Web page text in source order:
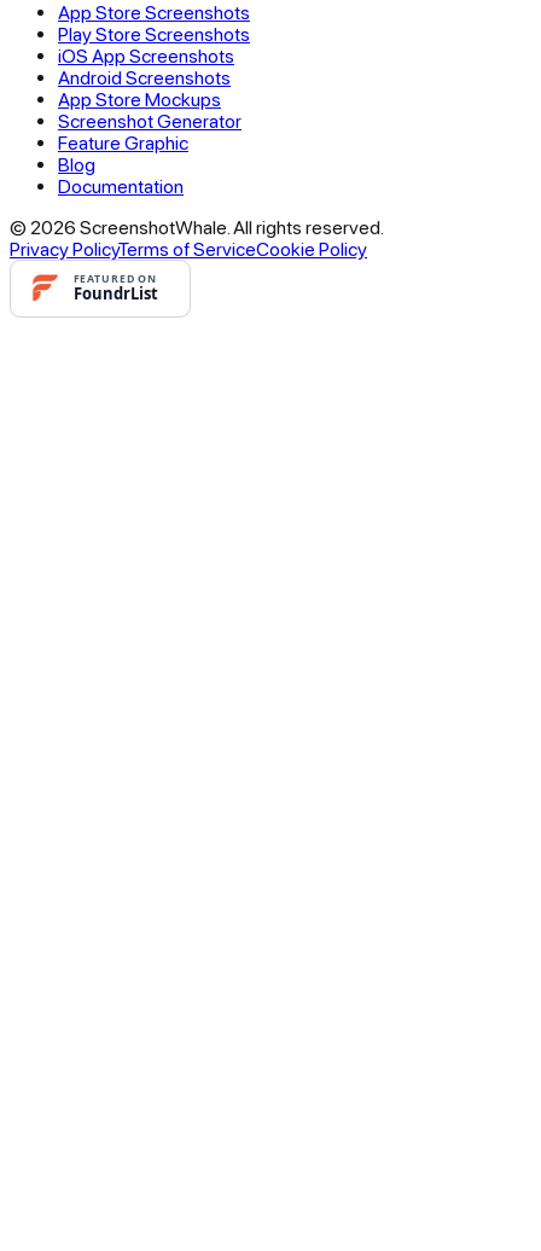
App Store Screenshots
Play Store Screenshots
iOS App Screenshots
Android Screenshots
App Store Mockups
Screenshot Generator
Feature Graphic
Blog
Documentation
© 2026 ScreenshotWhale. All rights reserved.
Privacy PolicyTerms of ServiceCookie Policy